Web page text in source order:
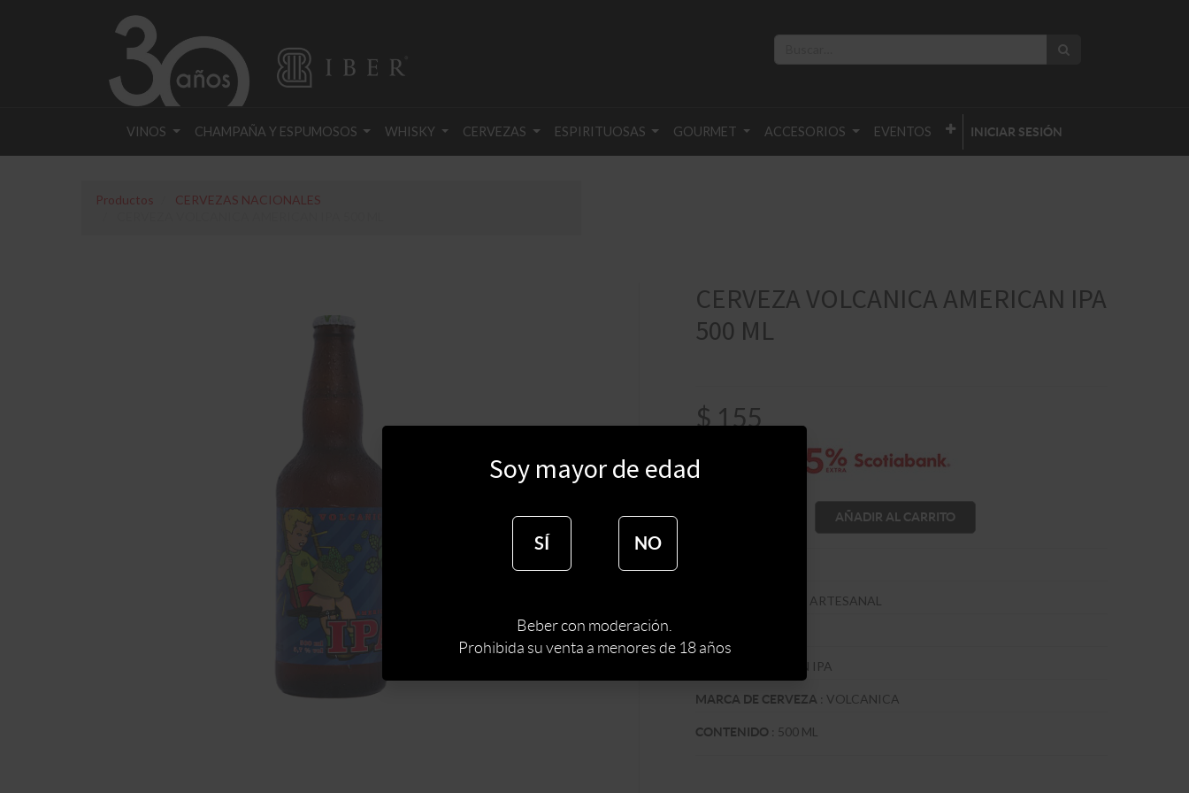
VINOS CHAMPAÑA Y ESPUMOSOS WHISKY CERVEZAS ESPIRITUOSAS GOURMET ACCESORIOS EVENTOS INICIAR SESIÓN
Productos
CERVEZAS NACIONALES
CERVEZA VOLCANICA AMERICAN IPA
500 ML
$ 155
$
AÑADIR AL CARRITO
ARTESANAL
AMERICAN IPA
MARCA DE CERVEZA : VOLCANICA
CONTENIDO : 500 ML
Soy mayor de edad
SÍ NO
Beber con moderación.
Prohibida su venta a menores de 18 años